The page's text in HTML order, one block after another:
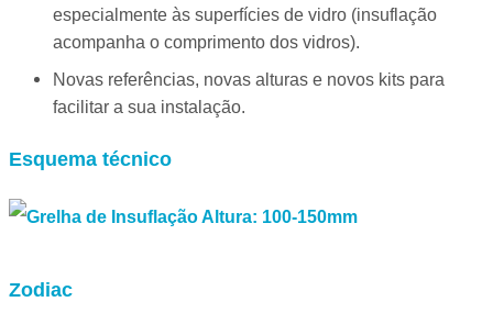
especialmente às superfícies de vidro (insuflação
acompanha o comprimento dos vidros).
Novas referências, novas alturas e novos kits para
facilitar a sua instalação.
Esquema técnico
Zodiac